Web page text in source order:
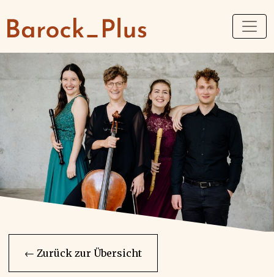
← Zurück zur Übersicht